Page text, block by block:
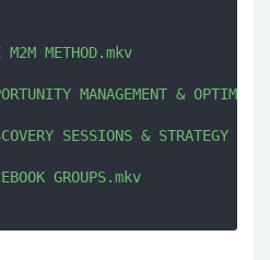
M2M METHOD.mkv
MANAGEMENT &
SESSIONS & STRATEGY